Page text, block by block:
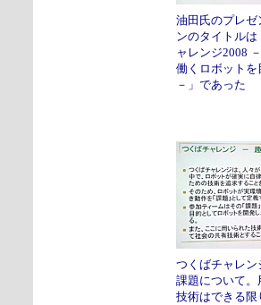
油田氏のプレゼ
ンのタイトル
ャレンジ2008
働くロボットを
－」であった
つくばチャレン
課題について。
技術はできる限